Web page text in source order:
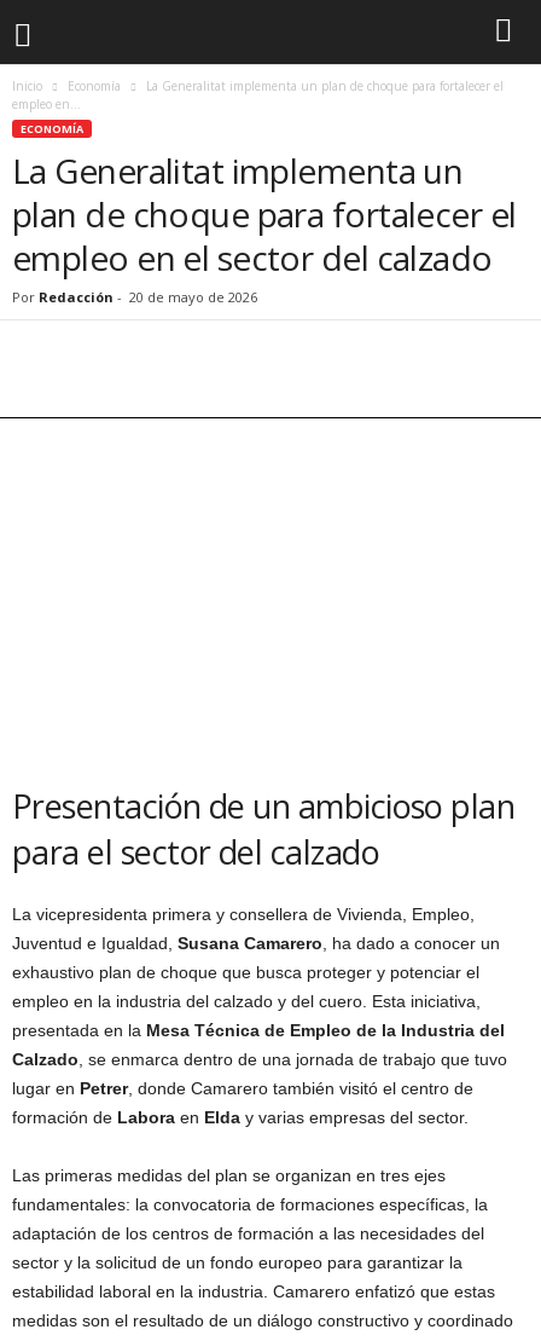
Inicio Economía
La Generalitat implementa un plan de choque para fortalecer el
empleo en...
ECONOMÍA
La Generalitat implementa un
plan de choque para fortalecer el
empleo en el sector del calzado
Por Redacción - 20 de mayo de 2026
Presentación de un ambicioso plan
para el sector del calzado
La vicepresidenta primera y consellera de Vivienda, Empleo,
Juventud e Igualdad, Susana Camarero , ha dado a conocer un
exhaustivo plan de choque que busca proteger y potenciar el
empleo en la industria del calzado y del cuero. Esta iniciativa,
presentada en la Mesa Técnica de Empleo de la Industria del
Calzado , se enmarca dentro de una jornada de trabajo que tuvo
lugar en Petrer, donde Camarero también visitó el centro de
formación de Labora en Elda y varias empresas del sector.
Las primeras medidas del plan se organizan en tres ejes
fundamentales: la convocatoria de formaciones específicas, la
adaptación de los centros de formación a las necesidades del
sector y la solicitud de un fondo europeo para garantizar la
estabilidad laboral en la industria. Camarero enfatizó que estas
medidas son el resultado de un diálogo constructivo y coordinado